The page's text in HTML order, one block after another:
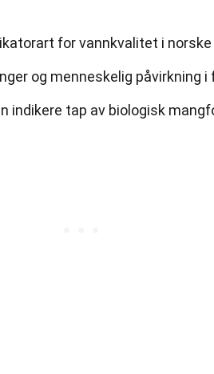
for vannkvalitet i norske
og menneskelig påvirkning i
indikere tap av biologisk